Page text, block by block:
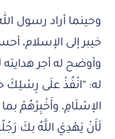
وحينما أراد رسول
خيبر إلى الإسلام،
وأوضح له أجر
له: “انْفُذْ علَى رِسْلِكَ
الإسْلَامِ، وأَخْبِرْهُمْ
لَأَنْ يَهْدِيَ اللَّهُ بكَ